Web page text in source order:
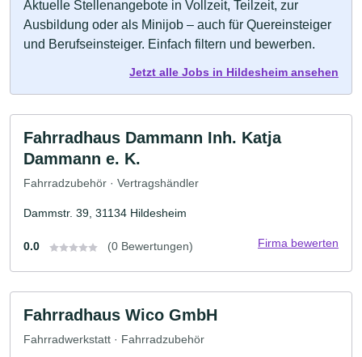
Aktuelle Stellenangebote in Vollzeit, Teilzeit, zur
Ausbildung oder als Minijob – auch für Quereinsteiger
und Berufseinsteiger. Einfach filtern und bewerben.
Jetzt alle Jobs in Hildesheim ansehen
Fahrradhaus Dammann Inh. Katja
Dammann e. K.
Fahrradzubehör · Vertragshändler
Dammstr. 39, 31134 Hildesheim
0.0 (0 Bewertungen) Firma bewerten
Fahrradhaus Wico GmbH
Fahrradwerkstatt · Fahrradzubehör